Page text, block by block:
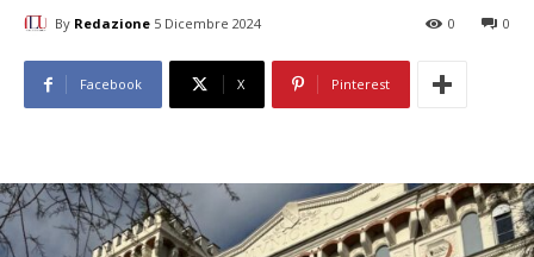
By Redazione 5 Dicembre 2024 0
0
Facebook X Pinterest